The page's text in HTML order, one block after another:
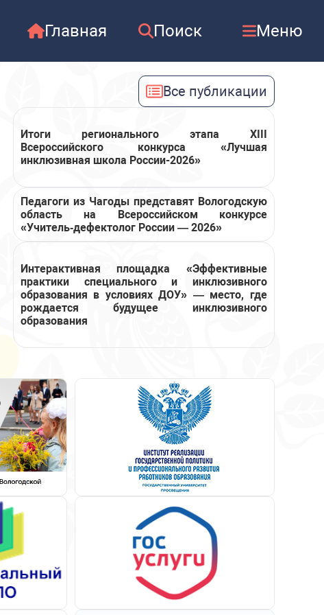
Главная Поиск Меню
Все публикации
Итоги регионального этапа XIII
Всероссийского конкурса «Лучшая
инклюзивная школа России-2026»
Педагоги из Чагоды представят Вологодскую
область на Всероссийском конкурсе
«Учитель‑дефектолог России — 2026»
Интерактивная площадка «Эффективные
практики специального и инклюзивного
образования в условиях ДОУ» — место, где
рождается будущее инклюзивного
образования